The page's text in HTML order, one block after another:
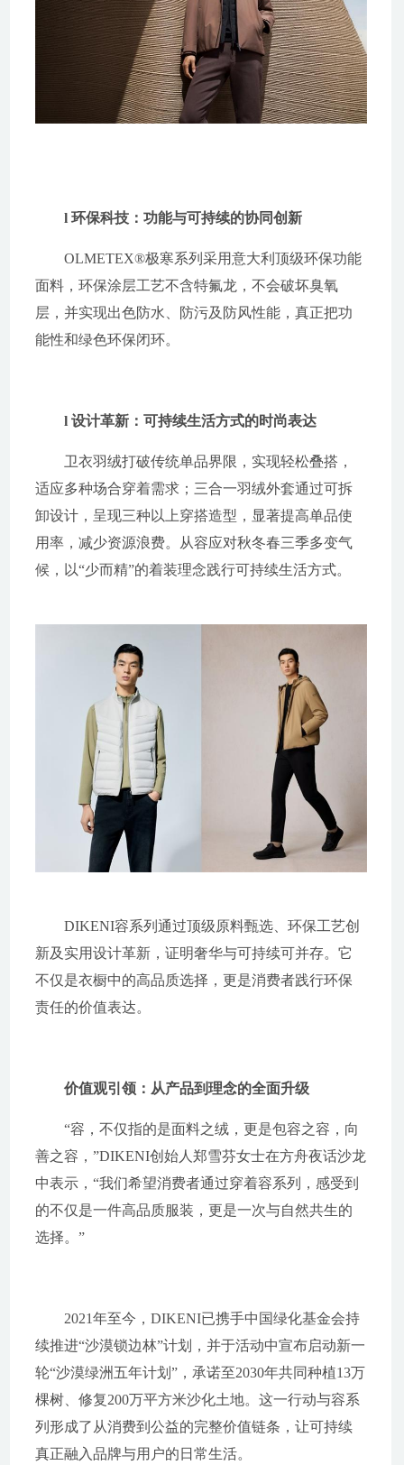
l 环保科技：功能与可持续的协同创新
OLMETEX®极寒系列采用意大利顶级环保功能
面料，环保涂层工艺不含特氟龙，不会破坏臭氧
层，并实现出色防水、防污及防风性能，真正把功
能性和绿色环保闭环。
l 设计革新：可持续生活方式的时尚表达
卫衣羽绒打破传统单品界限，实现轻松叠搭，
适应多种场合穿着需求；三合一羽绒外套通过可拆
卸设计，呈现三种以上穿搭造型，显著提高单品使
用率，减少资源浪费。从容应对秋冬春三季多变气
候，以“少而精”的着装理念践行可持续生活方式。
DIKENI容系列通过顶级原料甄选、环保工艺创
新及实用设计革新，证明奢华与可持续可并存。它
不仅是衣橱中的高品质选择，更是消费者践行环保
责任的价值表达。
价值观引领：从产品到理念的全面升级
“容，不仅指的是面料之绒，更是包容之容，向
善之容，”DIKENI创始人郑雪芬女士在方舟夜话沙龙
中表示，“我们希望消费者通过穿着容系列，感受到
的不仅是一件高品质服装，更是一次与自然共生的
选择。”
2021年至今，DIKENI已携手中国绿化基金会持
续推进“沙漠锁边林”计划，并于活动中宣布启动新一
轮“沙漠绿洲五年计划”，承诺至2030年共同种植13万
棵树、修复200万平方米沙化土地。这一行动与容系
列形成了从消费到公益的完整价值链条，让可持续
真正融入品牌与用户的日常生活。